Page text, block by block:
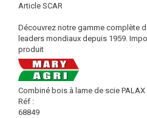
Article SCAR
Découvrez notre gamme complète
leaders mondiaux depuis 1959.
produit
Combiné bois à lame de scie PALAX
Réf :
68849